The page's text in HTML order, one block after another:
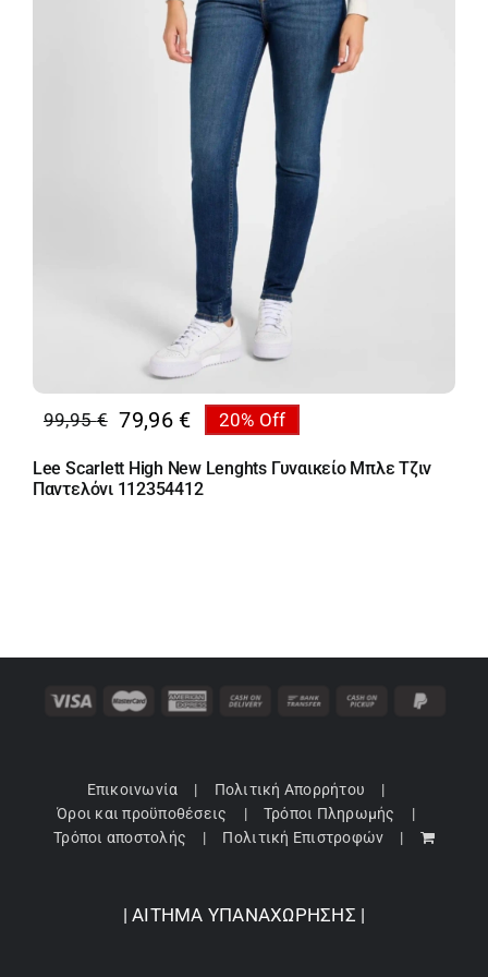
ENGLISH English
99,95€
Original
price
was:
79,96 €
Η
τρέχουσα
τιμή
20% Off
Lee Scarlett High New Lenghts Γυναικείο Μπλε Τζιν
Παντελόνι 112354412
Επικοινωνία
Πολιτική Απορρήτου
Όροι και προϋποθέσεις
Τρόποι Πληρωμής
Τρόποι αποστολής
Πολιτική Επιστροφών
| ΑΙΤΗΜΑ ΥΠΑΝΑΧΩΡΗΣΗΣ |